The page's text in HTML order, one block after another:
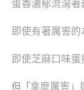
蛋香濃郁流瀉
即使有著厲害
即使芝麻口味
但「 拿麼厲害」